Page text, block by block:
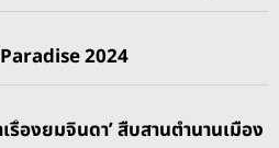
2024
เรื่องยมจินดา’ สืบสานตำนานเมือง